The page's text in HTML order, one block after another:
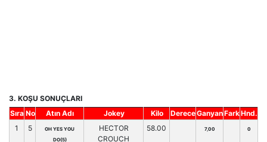
3. KOŞU SONUÇLARI
Sıra No Atın Adı Jokey Kilo DereceGanyanFarkHnd.
1
5
OH YES YOU
DO(5)
HECTOR
CROUCH
58.00 7,00 0